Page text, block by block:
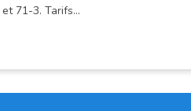
71-3. Tarifs...